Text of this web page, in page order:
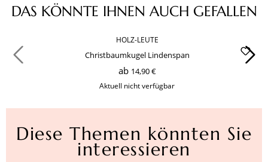
Produktgalerie überspringen
DAS KÖNNTE IHNEN AUCH GEFALLEN
HOLZ-LEUTE
Christbaumkugel Lindenspan
ab 14,90 €
Aktuell nicht verfügbar
Diese Themen könnten Sie
interessieren